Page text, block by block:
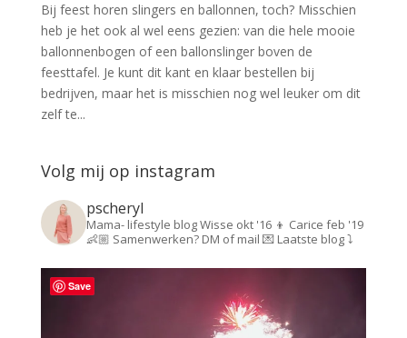
Bij feest horen slingers en ballonnen, toch? Misschien
heb je het ook al wel eens gezien: van die hele mooie
ballonnenbogen of een ballonslinger boven de
feesttafel. Je kunt dit kant en klaar bestellen bij
bedrijven, maar het is misschien nog wel leuker om dit
zelf te...
Volg mij op instagram
pscheryl
Mama- lifestyle blogWisse okt '16 👦 Carice feb '19
👶🏼 Samenwerken? DM of mail 💌Laatste blog ⤵️
Save